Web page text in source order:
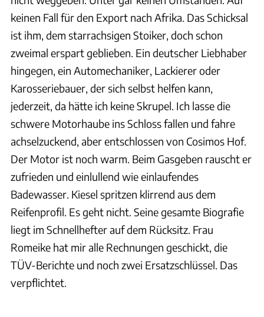
keinen Fall für den Export nach Afrika. Das Schicksal
ist ihm, dem starrachsigen Stoiker, doch schon
zweimal erspart geblieben. Ein deutscher Liebhaber
hingegen, ein Automechaniker, Lackierer oder
Karosseriebauer, der sich selbst helfen kann,
jederzeit, da hätte ich keine Skrupel. Ich lasse die
schwere Motorhaube ins Schloss fallen und fahre
achselzuckend, aber entschlossen von Cosimos Hof.
Der Motor ist noch warm. Beim Gasgeben rauscht er
zufrieden und einlullend wie einlaufendes
Badewasser. Kiesel spritzen klirrend aus dem
Reifenprofil. Es geht nicht. Seine gesamte Biografie
liegt im Schnellhefter auf dem Rücksitz. Frau
Romeike hat mir alle Rechnungen geschickt, die
TÜV-Berichte und noch zwei Ersatzschlüssel. Das
verpflichtet.